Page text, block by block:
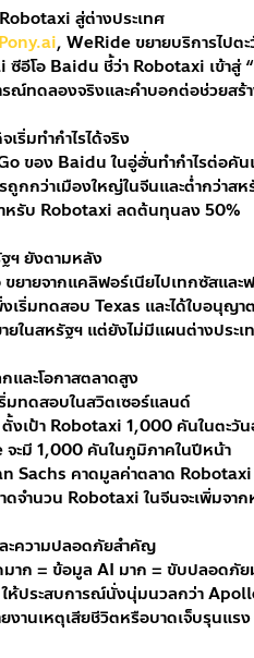
สู่ต่างประเทศ
Pony.ai, WeRide ขยายบริการไปต
อีโอ Baidu ชี้ว่า Robotaxi เข้าสู่
ณ์ทดลองจริงและคำบอกต่อช่วยสร้
เริ่มทำกำไรได้จริง
ของ Baidu ในอู่ฮั่นทำกำไรต่อคัน
ถูกกว่าเมืองใหญ่ในจีนและต่ำกว่าส
หรับ Robotaxi ลดต้นทุนลง 50%
ฯ ยังตามหลัง
ยายจากแคลิฟอร์เนียไปเทกซัสและ
เริ่มทดสอบ Texas และได้ใบอนุญ
ยในสหรัฐฯ แต่ยังไม่มีแผนต่างประเ
และโอกาสตลาดสูง
มทดสอบในสวิตเซอร์แลนด์
ตั้งเป้า Robotaxi 1,000 คันในตะวั
ะมี 1,000 คันในภูมิภาคในปีหน้า
Sachs คาดมูลค่าตลาด
ดจำนวน Robotaxi ในจีนจะเพิ่มจ
ะความปลอดภัยสำคัญ
าก = ข้อมูล AI มาก = ขับปลอดภั
ให้ประสบการณ์นั่งนุ่มนวลกว่า
งานเหตุเสียชีวิตหรือบาดเจ็บรุนแรง